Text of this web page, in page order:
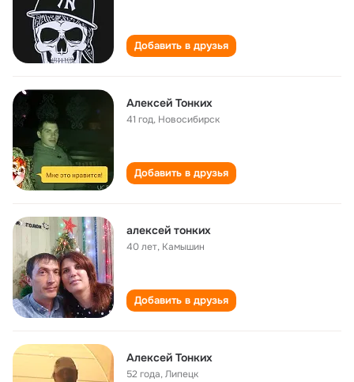
Добавить в друзья
Алексей Тонких
41 год, Новосибирск
Добавить в друзья
алексей тонких
40 лет, Камышин
Добавить в друзья
Алексей Тонких
52 года,Липецк